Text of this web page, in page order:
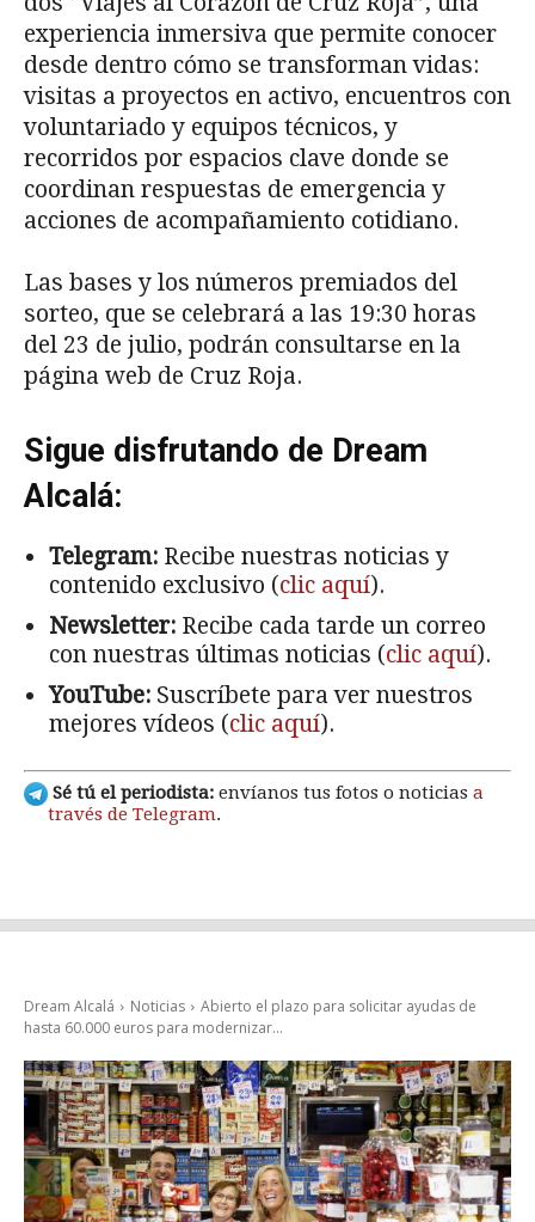
experiencia inmersiva que permite conocer
desde dentro cómo se transforman vidas:
visitas a proyectos en activo, encuentros con
voluntariado y equipos técnicos, y
recorridos por espacios clave donde se
coordinan respuestas de emergencia y
acciones de acompañamiento cotidiano.
Las bases y los números premiados del
sorteo, que se celebrará a las 19:30 horas
del 23 de julio, podrán consultarse en la
página web de Cruz Roja.
Sigue disfrutando de Dream
Alcalá:
Telegram: Recibe nuestras noticias y
contenido exclusivo (clic aquí).
Newsletter: Recibe cada tarde un correo
con nuestras últimas noticias (clic aquí).
YouTube: Suscríbete para ver nuestros
mejores vídeos (clic aquí).
Sé tú el periodista: envíanos tus fotos o noticias a
través de Telegram.